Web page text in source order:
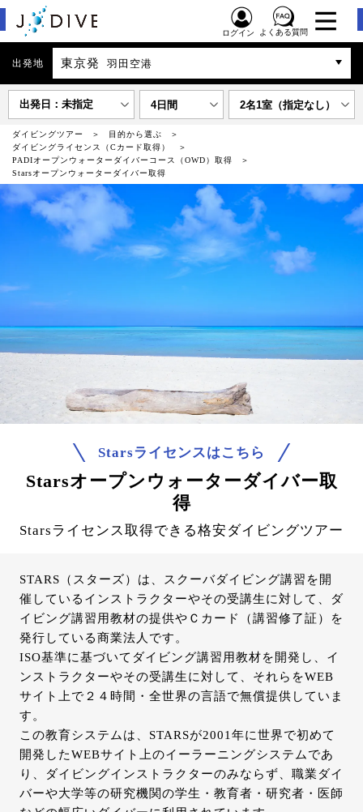
ログイン よくある質問
出発地 東京発 羽田空港
出発日：未指定 4日間 2名1室（指定なし）
ダイビングツアー
目的から選ぶ
ダイビングライセンス（Cカード取得）
PADIオープンウォーターダイバーコース（OWD）取得
Starsオープンウォーターダイバー取得
Starsライセンスはこちら
Starsオープンウォーターダイバー取
得
Starsライセンス取得できる格安ダイビングツアー
STARS（スターズ）は、スクーバダイビング講習を開
催しているインストラクターやその受講生に対して、ダ
イビング講習用教材の提供やＣカード（講習修了証）を
発行している商業法人です。
ISO基準に基づいてダイビング講習用教材を開発し、イ
ンストラクターやその受講生に対して、それらをWEB
サイト上で２４時間・全世界の言語で無償提供していま
す。
この教育システムは、STARSが2001年に世界で初めて
開発したWEBサイト上のイーラーニングシステムであ
り、ダイビングインストラクターのみならず、職業ダイ
バーや大学等の研究機関の学生・教育者・研究者・医師